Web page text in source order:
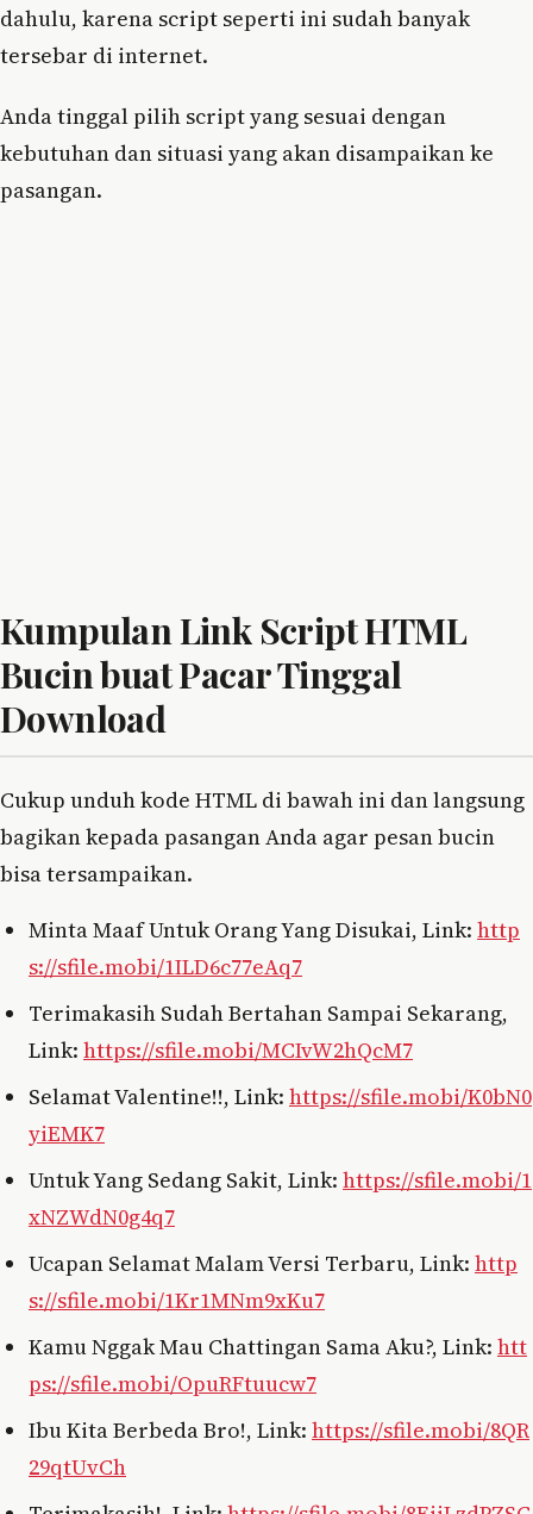
dahulu, karena script seperti ini sudah banyak
tersebar di internet.
Anda tinggal pilih script yang sesuai dengan
kebutuhan dan situasi yang akan disampaikan ke
pasangan.
Kumpulan Link Script HTML
Bucin buat Pacar Tinggal
Download
Cukup unduh kode HTML di bawah ini dan langsung
bagikan kepada pasangan Anda agar pesan bucin
bisa tersampaikan.
Minta Maaf Untuk Orang Yang Disukai, Link: http
s://sfile.mobi/1ILD6c77eAq7
Terimakasih Sudah Bertahan Sampai Sekarang,
Link: https://sfile.mobi/MCIvW2hQcM7
Selamat Valentine!!, Link: https://sfile.mobi/K0bN0
yiEMK7
Untuk Yang Sedang Sakit, Link: https://sfile.mobi/1
xNZWdN0g4q7
Ucapan Selamat Malam Versi Terbaru, Link: http
s://sfile.mobi/1Kr1MNm9xKu7
Kamu Nggak Mau Chattingan Sama Aku?, Link: htt
ps://sfile.mobi/OpuRFtuucw7
Ibu Kita Berbeda Bro!, Link: https://sfile.mobi/8QR
29qtUvCh